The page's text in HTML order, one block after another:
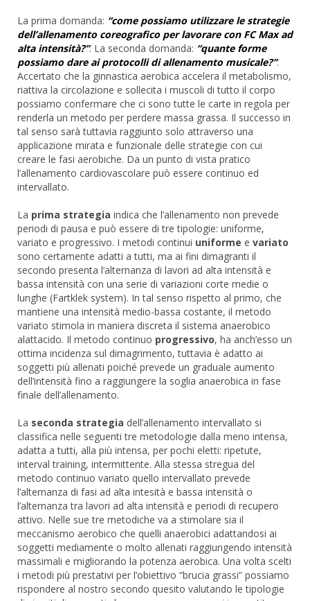
La prima domanda: “come possiamo utilizzare le strategie
dell’allenamento coreografico per lavorare con FC Max ad
alta intensità?”. La seconda domanda: “quante forme
possiamo dare ai protocolli di allenamento musicale?”.
Accertato che la ginnastica aerobica accelera il metabolismo,
riattiva la circolazione e sollecita i muscoli di tutto il corpo
possiamo confermare che ci sono tutte le carte in regola per
renderla un metodo per perdere massa grassa. Il successo in
tal senso sarà tuttavia raggiunto solo attraverso una
applicazione mirata e funzionale delle strategie con cui
creare le fasi aerobiche. Da un punto di vista pratico
l’allenamento cardiovascolare può essere continuo ed
intervallato.
La prima strategia indica che l’allenamento non prevede
periodi di pausa e può essere di tre tipologie: uniforme,
variato e progressivo. I metodi continui uniforme e variato
sono certamente adatti a tutti, ma ai fini dimagranti il
secondo presenta l’alternanza di lavori ad alta intensità e
bassa intensità con una serie di variazioni corte medie o
lunghe (Fartklek system). In tal senso rispetto al primo, che
mantiene una intensità medio-bassa costante, il metodo
variato stimola in maniera discreta il sistema anaerobico
alattacido. Il metodo continuo progressivo, ha anch’esso un
ottima incidenza sul dimagrimento, tuttavia è adatto ai
soggetti più allenati poiché prevede un graduale aumento
dell’intensità fino a raggiungere la soglia anaerobica in fase
finale dell’allenamento.
La seconda strategia dell’allenamento intervallato si
classifica nelle seguenti tre metodologie dalla meno intensa,
adatta a tutti, alla più intensa, per pochi eletti: ripetute,
interval training, intermittente. Alla stessa stregua del
metodo continuo variato quello intervallato prevede
l’alternanza di fasi ad alta intesità e bassa intensità o
l’alternanza tra lavori ad alta intensità e periodi di recupero
attivo. Nelle sue tre metodiche va a stimolare sia il
meccanismo aerobico che quelli anaerobici adattandosi ai
soggetti mediamente o molto allenati raggiungendo intensità
massimali e migliorando la potenza aerobica. Una volta scelti
i metodi più prestativi per l’obiettivo “brucia grassi” possiamo
rispondere al nostro secondo quesito valutando le tipologie